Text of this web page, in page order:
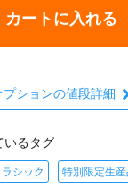
カートに入れる
プションの値段詳細
いるタグ
シック 特別限定生